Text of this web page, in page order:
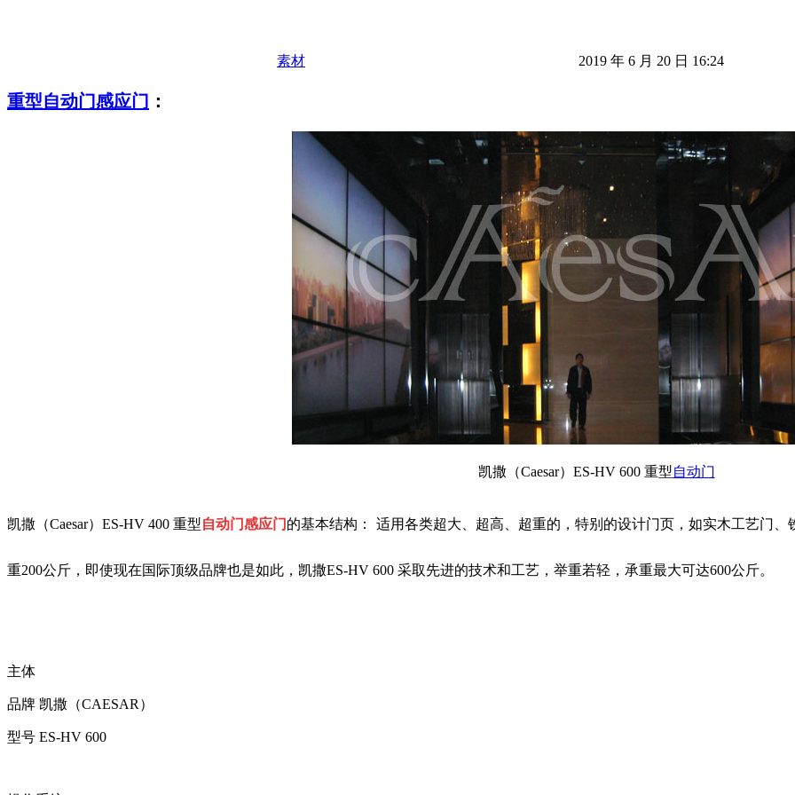
素材 2019 年 6 月 20 日 16:24
重型自动门感应门 ：
凯撒（Caesar） ES-HV 600 重型自动门
凯撒（Caesar）ES-HV 400 重型自动门感应门 的基本结构： 适用各类超大、超高、超重的，特别的设计门页，如实木工艺门
重200公斤，即使现在国际顶级品牌也是如此，凯撒ES-HV 600 采取先进的技术和工艺，举重若轻，承重最大可达600公斤。
主体
品牌 凯撒（CAESAR）
型号 ES-HV 600